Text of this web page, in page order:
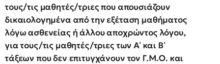
τους/τις μαθητές/τριες που απουσιάζουν
δικαιολογημένα από την εξέταση μαθήματος
λόγω ασθενείας ή άλλου αποχρώντος λόγου,
για τους/τις μαθητές/τριες των Α΄ και Β΄
τάξεων που δεν επιτυγχάνουν τον Γ.Μ.Ο. και